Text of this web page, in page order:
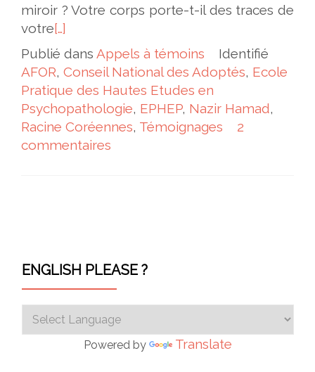
miroir ? Votre corps porte-t-il des traces de
votre[…]
Publié dans Appels à témoins
Identifié
AFOR, Conseil National des Adoptés, Ecole
Pratique des Hautes Etudes en
Psychopathologie, EPHEP, Nazir Hamad,
Racine Coréennes, Témoignages
2
commentaires
ENGLISH PLEASE ?
Powered by Translate